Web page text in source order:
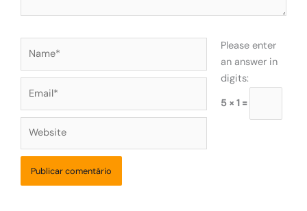
Please enter
an answer in
digits:
5 × 1 =